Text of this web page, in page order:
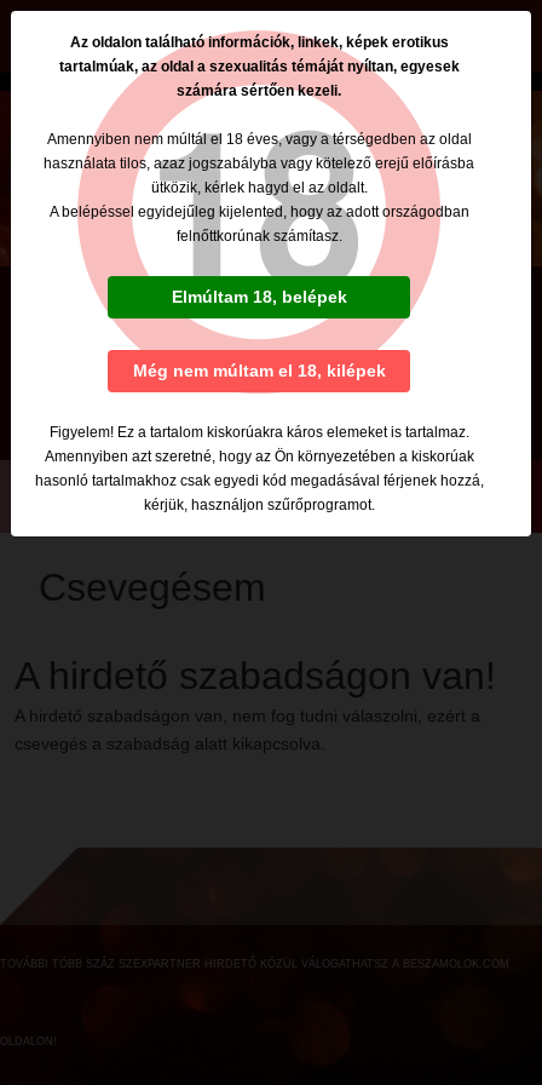
beszamolok.hu
Dorina
Tel: +36 Szabin van
Szexpartner
Csevegésem
A hirdető szabadságon van!
A hirdető szabadságon van, nem fog tudni válaszolni, ezért a
csevegés a szabadság alatt kikapcsolva.
TOVÁBBI TÖBB SZÁZ SZEXPARTNER HIRDETŐ KÖZÜL VÁLOGATHATSZ A BESZAMOLOK.COM
OLDALON!
Az oldalon található információk, linkek, képek erotikus
tartalmúak, az oldal a szexualitás témáját nyíltan, egyesek
számára sértően kezeli.
Amennyiben nem múltál el 18 éves, vagy a térségedben az oldal
használata tilos, azaz jogszabályba vagy kötelező erejű előírásba
ütközik, kérlek hagyd el az oldalt.
A belépéssel egyidejűleg kijelented, hogy az adott országodban
felnőttkorúnak számítasz.
Elmúltam 18, belépek
Még nem múltam el 18, kilépek
Figyelem! Ez a tartalom kiskorúakra káros elemeket is tartalmaz.
Amennyiben azt szeretné, hogy az Ön környezetében a kiskorúak
hasonló tartalmakhoz csak egyedi kód megadásával férjenek hozzá,
kérjük, használjon szűrőprogramot.